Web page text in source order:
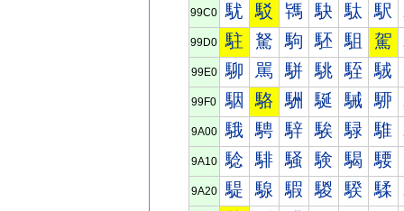
99C0 駀 駁 駂 駃 駄 駅
99D0 駐 駑 駒 駓 駔 駕
99E0 駠 駡 駢 駣 駤 駥
99F0 駰 駱 駲 駳 駴 駵
9A00 騀 騁 騂 騃 騄 騅
9A10 騐 騑 騒 験 騔 騕
9A20 騠 騡 騢 騣 騤 騥